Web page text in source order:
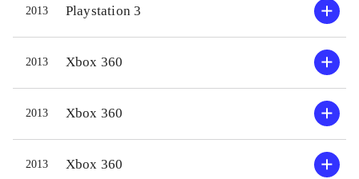
Bevæger man sig udenfor foregår det
i en kæmpestor mech-robot, der
fungerer som tranport og
tænderne. Missionerne består af lige
2013 Playstation 3
2013 Xbox 360
2013 Xbox 360
2013 Xbox 360